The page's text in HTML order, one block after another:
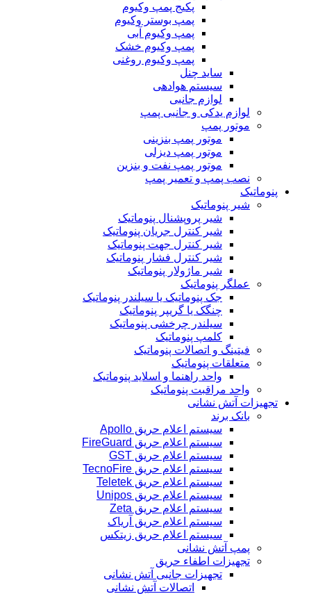
پکیج پمپ وکیوم
پمپ بوستر وکیوم
پمپ وکیوم آبی
پمپ وکیوم خشک
پمپ وکیوم روغنی
ساید چنل
سیستم هوادهی
لوازم جانبی
لوازم یدکی و جانبی پمپ
موتور پمپ
موتور پمپ بنزینی
موتور پمپ دیزلی
موتور پمپ نفت و بنزین
نصب پمپ و تعمیر پمپ
پنوماتیک
شیر پنوماتیک
شیر پروپشنال پنوماتیک
شیر کنترل جریان پنوماتیک
شیر کنترل جهت پنوماتیک
شیر کنترل فشار پنوماتیک
شیر ماژولار پنوماتیک
عملگر پنوماتیک
جک پنوماتیک یا سیلندر پنوماتیک
چنگک یا گریپر پنوماتیک
سیلندر چرخشی پنوماتیک
کلمپ پنوماتیک
فیتینگ و اتصالات پنوماتیک
متعلقات پنوماتیک
واحد راهنما و اسلاید پنوماتیک
واحد مراقبت پنوماتیک
تجهیزات آتش نشانی
بانک برند
سیستم اعلام حریق Apollo
سیستم اعلام حریق FireGuard
سیستم اعلام حریق GST
سیستم اعلام حریق TecnoFire
سیستم اعلام حریق Teletek
سیستم اعلام حریق Unipos
سیستم اعلام حریق Zeta
سیستم اعلام حریق آریاک
سیستم اعلام حریق زیتکس
پمپ آتش نشانی
تجهیزات اطفاء حریق
تجهیزات جانبی آتش نشانی
اتصالات آتش نشانی